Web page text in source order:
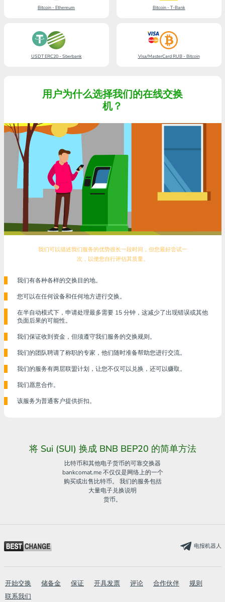
Bitcoin - Ethereum Bitcoin - T-Bank
USDT ERC20 - Sberbank Visa/MasterCard RUB - Bitcoin
用户为什么选择我们的在线交换
机？
我们可以描述我们服务的优势很长一段时间，但您最好尝试一
次，以便您自行评估其质量。
我们有各种各样的交换目的地。
您可以在任何设备和任何地方进行交换。
在半自动模式下，申请处理最多需要 15 分钟，这减少了出现错误或其他
负面后果的可能性。
我们保证收到资金，但须遵守我们服务的交换规则。
我们的团队聘请了称职的专家，他们随时准备帮助您进行交流。
我们的服务有两层联盟计划，让您不仅可以兑换，还可以赚取。
我们愿意合作。
该服务为普通客户提供折扣。
将 Sui (SUI) 换成 BNB BEP20 的简单方法
比特币和其他电子货币的可靠交换器
bankcomat.me 不仅仅是网络上的一个
购买或出售比特币。 我们的服务包括
大量电子兑换说明
货币。
电报机器人
开始交换 储备金 保证 开具发票 评论 合作伙伴
规则
联系我们